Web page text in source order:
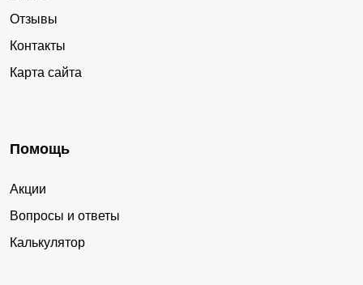
Отзывы
Контакты
Карта сайта
Помощь
Акции
Вопросы и ответы
Калькулятор